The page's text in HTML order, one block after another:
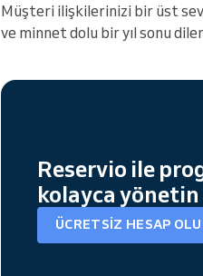
Müşteri ilişkilerinizi bir üst
ve minnet dolu bir yıl sonu
Reservio ile
kolayca yönetin
ÜCRETSIZ HESAP